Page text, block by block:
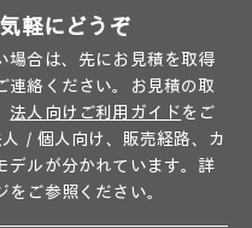
軽にどうぞ
場合は、先にお見積を取得
連絡ください。お見積の取
法人向けご利用ガイドをご
／個人向け、販売経路、カ
デルが分かれています。詳
をご参照ください。